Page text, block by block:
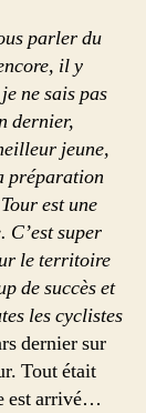
parler du
il y
ne sais pas
dernier,
jeune,
préparation
est une
C’est super
le territoire
de succès et
les cyclistes
dernier sur
Tout était
est arrivé…